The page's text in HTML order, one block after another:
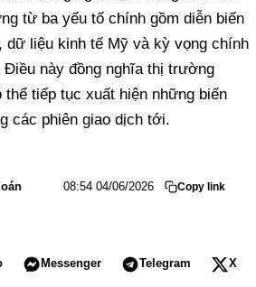
từ ba yếu tố chính gồm diễn biến
dữ liệu kinh tế Mỹ và kỳ vọng chính
này đồng nghĩa thị trường
thể tiếp tục xuất hiện những biến
các phiên giao dịch tới.
08:54 04/06/2026 Copy link
Messenger Telegram X